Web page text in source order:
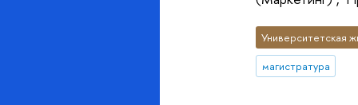
Университетская
магистратура